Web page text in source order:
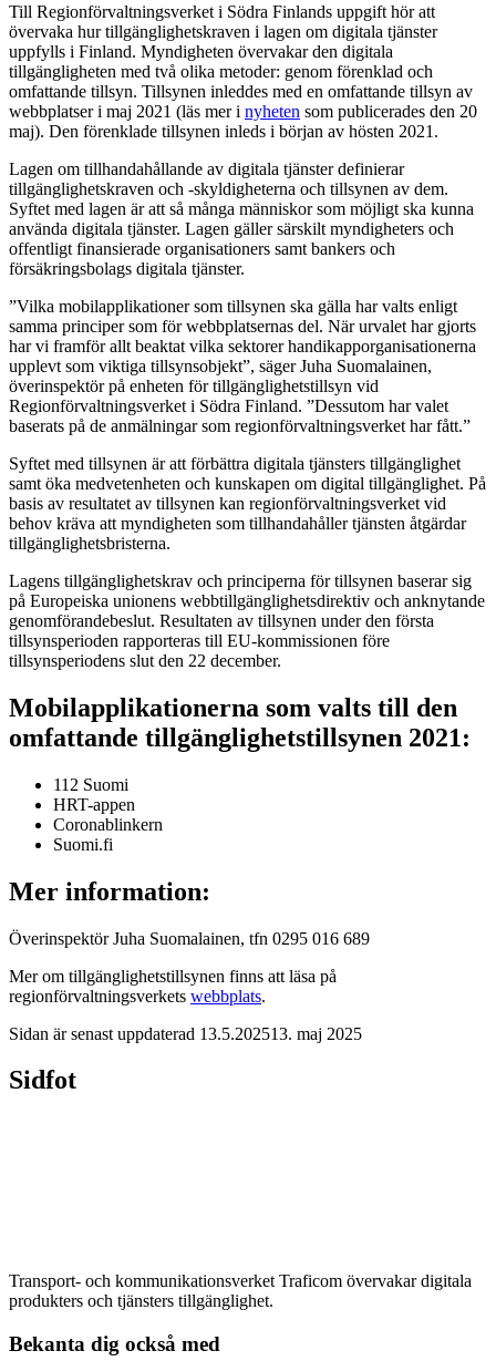
Till Regionförvaltningsverket i Södra Finlands uppgift hör att
övervaka hur tillgänglighetskraven i lagen om digitala tjänster
uppfylls i Finland. Myndigheten övervakar den digitala
tillgängligheten med två olika metoder: genom förenklad och
omfattande tillsyn. Tillsynen inleddes med en omfattande tillsyn av
webbplatser i maj 2021 (läs mer i nyheten som publicerades den 20
maj). Den förenklade tillsynen inleds i början av hösten 2021.
Lagen om tillhandahållande av digitala tjänster definierar
tillgänglighetskraven och -skyldigheterna och tillsynen av dem.
Syftet med lagen är att så många människor som möjligt ska kunna
använda digitala tjänster. Lagen gäller särskilt myndigheters och
offentligt finansierade organisationers samt bankers och
försäkringsbolags digitala tjänster.
”Vilka mobilapplikationer som tillsynen ska gälla har valts enligt
samma principer som för webbplatsernas del. När urvalet har gjorts
har vi framför allt beaktat vilka sektorer handikapporganisationerna
upplevt som viktiga tillsynsobjekt”, säger Juha Suomalainen,
överinspektör på enheten för tillgänglighetstillsyn vid
Regionförvaltningsverket i Södra Finland. ”Dessutom har valet
baserats på de anmälningar som regionförvaltningsverket har fått.”
Syftet med tillsynen är att förbättra digitala tjänsters tillgänglighet
samt öka medvetenheten och kunskapen om digital tillgänglighet. På
basis av resultatet av tillsynen kan regionförvaltningsverket vid
behov kräva att myndigheten som tillhandahåller tjänsten åtgärdar
tillgänglighetsbristerna.
Lagens tillgänglighetskrav och principerna för tillsynen baserar sig
på Europeiska unionens webbtillgänglighetsdirektiv och anknytande
genomförandebeslut. Resultaten av tillsynen under den första
tillsynsperioden rapporteras till EU-kommissionen före
tillsynsperiodens slut den 22 december.
Mobilapplikationerna som valts till den
omfattande tillgänglighetstillsynen 2021:
112 Suomi
HRT-appen
Coronablinkern
Suomi.fi
Mer information:
Överinspektör Juha Suomalainen, tfn 0295 016 689
Mer om tillgänglighetstillsynen finns att läsa på
regionförvaltningsverkets webbplats.
Sidan är senast uppdaterad 13.5.202513. maj 2025
Sidfot
Transport- och kommunikationsverket Traficom övervakar digitala
produkters och tjänsters tillgänglighet.
Bekanta dig också med